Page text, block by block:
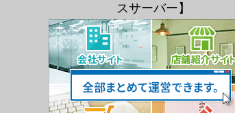
スサーバー】